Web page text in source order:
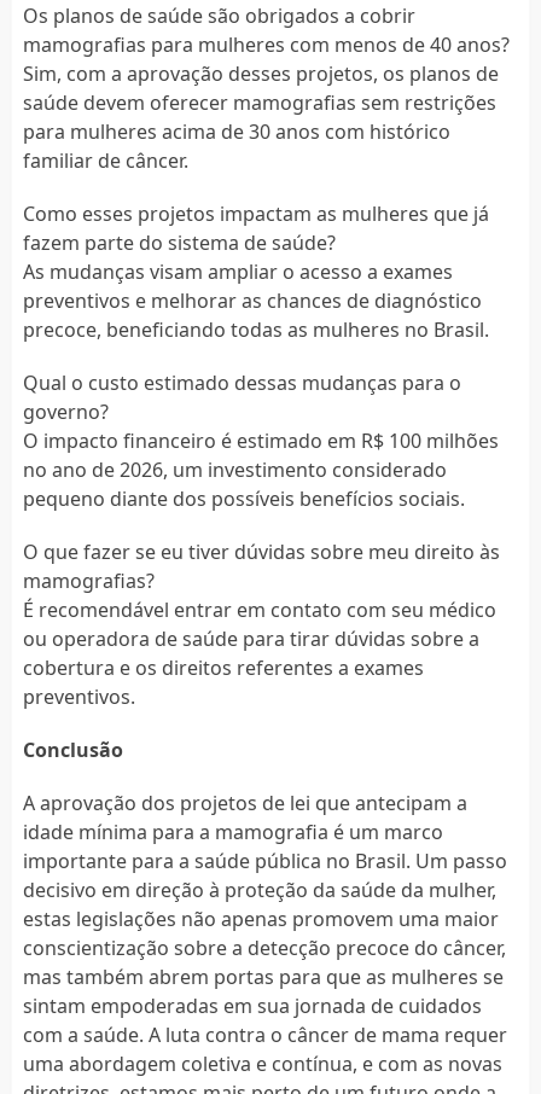
Os planos de saúde são obrigados a cobrir
mamografias para mulheres com menos de 40 anos?
Sim, com a aprovação desses projetos, os planos de
saúde devem oferecer mamografias sem restrições
para mulheres acima de 30 anos com histórico
familiar de câncer.
Como esses projetos impactam as mulheres que já
fazem parte do sistema de saúde?
As mudanças visam ampliar o acesso a exames
preventivos e melhorar as chances de diagnóstico
precoce, beneficiando todas as mulheres no Brasil.
Qual o custo estimado dessas mudanças para o
governo?
O impacto financeiro é estimado em R$ 100 milhões
no ano de 2026, um investimento considerado
pequeno diante dos possíveis benefícios sociais.
O que fazer se eu tiver dúvidas sobre meu direito às
mamografias?
É recomendável entrar em contato com seu médico
ou operadora de saúde para tirar dúvidas sobre a
cobertura e os direitos referentes a exames
preventivos.
Conclusão
A aprovação dos projetos de lei que antecipam a
idade mínima para a mamografia é um marco
importante para a saúde pública no Brasil. Um passo
decisivo em direção à proteção da saúde da mulher,
estas legislações não apenas promovem uma maior
conscientização sobre a detecção precoce do câncer,
mas também abrem portas para que as mulheres se
sintam empoderadas em sua jornada de cuidados
com a saúde. A luta contra o câncer de mama requer
uma abordagem coletiva e contínua, e com as novas